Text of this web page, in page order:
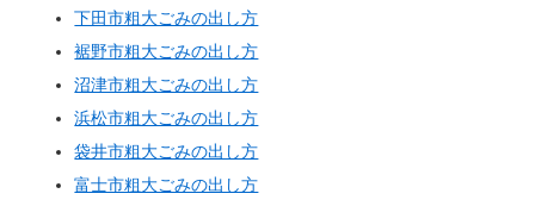
下田市粗大ごみの出し方
裾野市粗大ごみの出し方
沼津市粗大ごみの出し方
浜松市粗大ごみの出し方
袋井市粗大ごみの出し方
富士市粗大ごみの出し方